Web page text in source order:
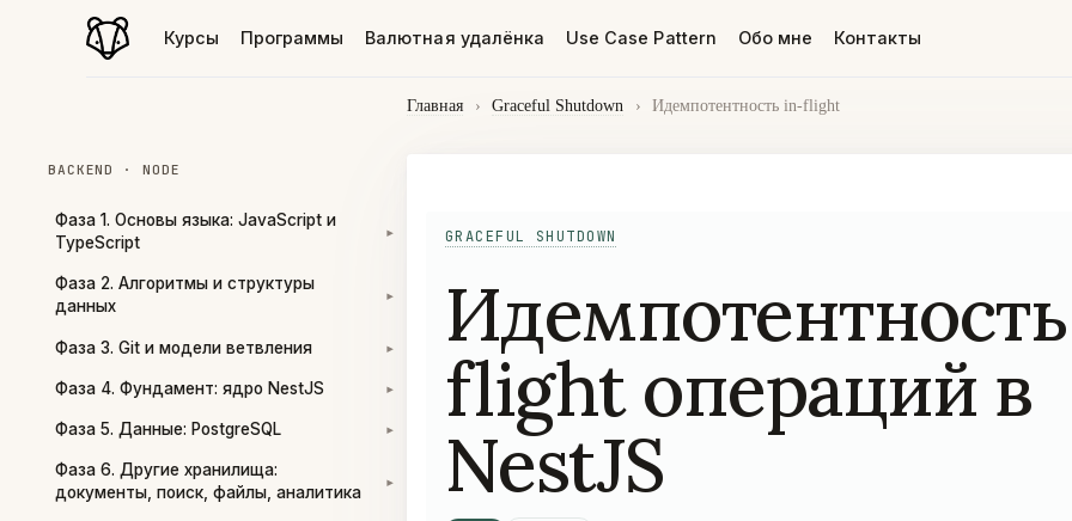
Курсы Программы Валютная удалёнка Use Case Pattern Обо мне Контакты
BACKEND · NODE
Фаза 1. Основы языка: JavaScript и
TypeScript
▾
Фаза 2. Алгоритмы и структуры
данных
▾
Фаза 3. Git и модели ветвления ▾
Фаза 4. Фундамент: ядро NestJS ▾
Фаза 5. Данные: PostgreSQL ▾
Фаза 6. Другие хранилища:
документы, поиск, файлы, аналитика
▾
Главная › Graceful Shutdown › Идемпотентность in-flight
GRACEFUL SHUTDOWN
flight операций в
NestJS